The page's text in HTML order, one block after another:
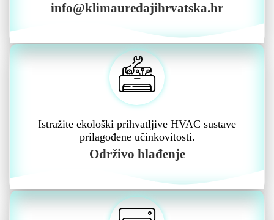
info@klimauredajihrvatska.hr
Istražite ekološki prihvatljive HVAC sustave
prilagođene učinkovitosti.
Održivo hlađenje